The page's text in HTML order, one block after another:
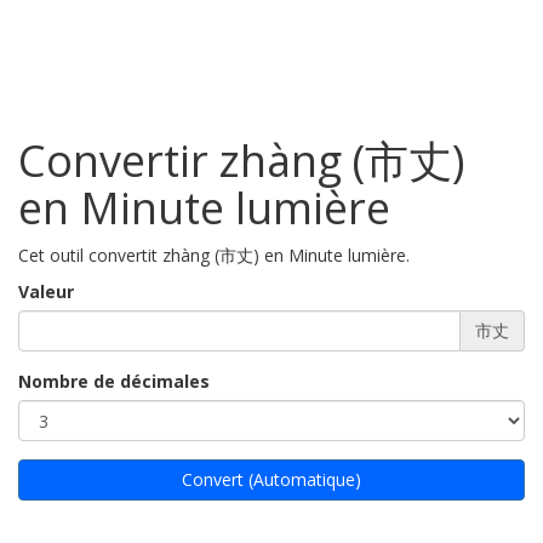
Convertir zhàng (市丈)
en Minute lumière
Cet outil convertit zhàng (市丈) en Minute lumière.
Valeur
市丈
Nombre de décimales
Convert (Automatique)